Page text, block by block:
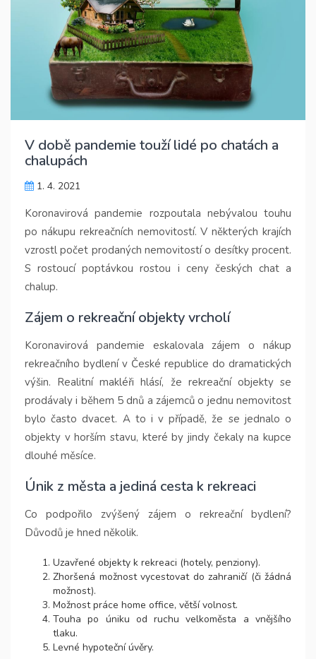
V době pandemie touží lidé po chatách a
chalupách
1. 4. 2021
Koronavirová pandemie rozpoutala nebývalou touhu
po nákupu rekreačních nemovitostí. V některých krajích
vzrostl počet prodaných nemovitostí o desítky procent.
S rostoucí poptávkou rostou i ceny českých chat a
chalup.
Zájem o rekreační objekty vrcholí
Koronavirová pandemie eskalovala zájem o nákup
rekreačního bydlení v České republice do dramatických
výšin. Realitní makléři hlásí, že rekreační objekty se
prodávaly i během 5 dnů a zájemců o jednu nemovitost
bylo často dvacet. A to i v případě, že se jednalo o
objekty v horším stavu, které by jindy čekaly na kupce
dlouhé měsíce.
Únik z města a jediná cesta k rekreaci
Co podpořilo zvýšený zájem o rekreační bydlení?
Důvodů je hned několik.
Uzavřené objekty k rekreaci (hotely, penziony).
Zhoršená možnost vycestovat do zahraničí (či žádná
možnost).
Možnost práce home office, větší volnost.
Touha po úniku od ruchu velkoměsta a vnějšího
tlaku.
Levné hypoteční úvěry.